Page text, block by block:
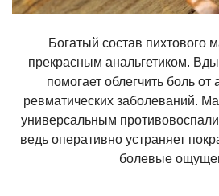
Богатый состав пихтового
прекрасным анальгетиком.
помогает облегчить боль от
ревматических заболеваний.
универсальным
ведь оперативно устраняет
болевые